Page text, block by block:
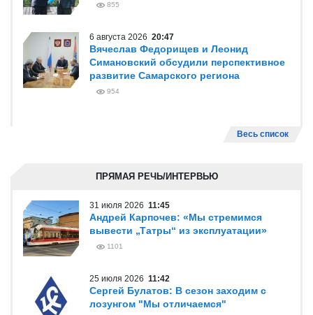
855
6 августа 2026 20:47
Вячеслав Федорищев и Леонид
Симановский обсудили перспективное
развитие Самарского региона
954
Весь список
ПРЯМАЯ РЕЧЬ/ИНТЕРВЬЮ
31 июля 2026 11:45
Андрей Карпочев: «Мы стремимся
вывести „Татры“ из эксплуатации»
1101
25 июля 2026 11:42
Сергей Булатов: В сезон заходим с
лозунгом "Мы отличаемся"